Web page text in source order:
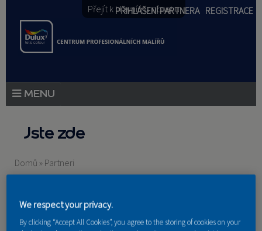
Přejít k hlavnímu obsahu
PŘIHLÁŠENÍ PARTNERA REGISTRACE
AKADEMIE
Jste zde
Domů » Partneri
We respect your privacy.
By clicking “Accept All Cookies”, you agree to the storing of cookies on your